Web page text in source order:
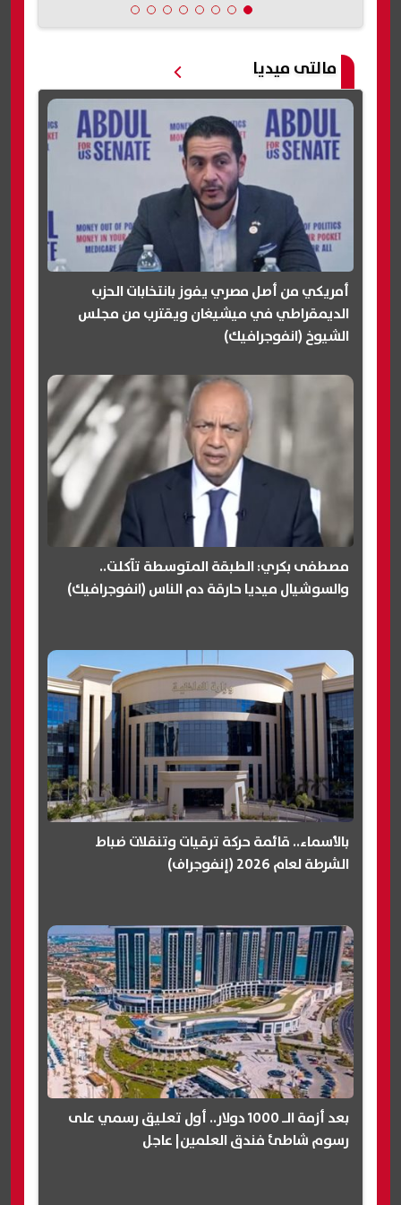
مالتى ميديا
أمريكي من أصل مصري يفوز بانتخابات الحزب
الديمقراطي في ميشيغان ويقترب من مجلس
الشيوخ (انفوجرافيك)
مصطفى بكري: الطبقة المتوسطة تآكلت..
والسوشيال ميديا حارقة دم الناس (انفوجرافيك)
بالأسماء.. قائمة حركة ترقيات وتنقلات ضباط
الشرطة لعام 2026 (إنفوجراف)
بعد أزمة الـ 1000 دولار.. أول تعليق رسمي على
رسوم شاطئ فندق العلمين| عاجل